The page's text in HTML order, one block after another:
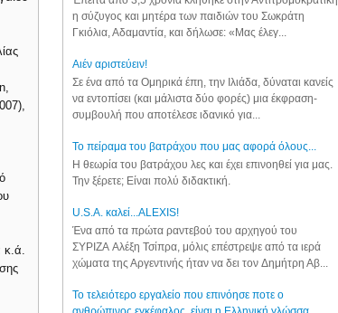
κ.ά.
η σύζυγος και μητέρα των παιδιών του Σωκράτη
Γκιόλια, Αδαμαντία, και δήλωσε: «Μας έλεγ...
Aιέν αριστεύειν!
Σε ένα από τα Ομηρικά έπη, την Ιλιάδα, δύναται κανείς
να εντοπίσει (και μάλιστα δύο φορές) μια έκφραση-
συμβουλή που αποτέλεσε ιδανικό για...
Το πείραμα του βατράχου που μας αφορά όλους...
Η θεωρία του βατράχου λες και έχει επινοηθεί για μας.
Την ξέρετε; Είναι πολύ διδακτική.
U.S.A. καλεί...ALEXIS!
Ένα από τα πρώτα ραντεβού του αρχηγού του
ΣΥΡΙΖΑ Αλέξη Τσίπρα, μόλις επέστρεψε από τα ιερά
χώματα της Αργεντινής ήταν να δει τον Δημήτρη Αβ...
Το τελειότερο εργαλείο που επινόησε ποτε ο